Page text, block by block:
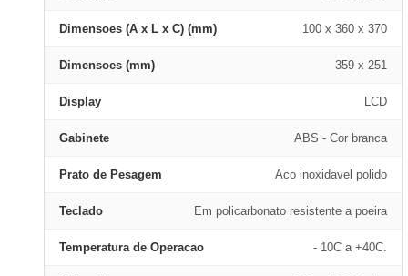
Dimensoes (A x L x C) (mm) 100 x 360 x 370
Dimensoes (mm) 359 x 251
Display LCD
Gabinete ABS - Cor branca
Prato de Pesagem Aco inoxidavel polido
Teclado Em policarbonato resistente a poeira
Temperatura de Operacao - 10C a +40C.